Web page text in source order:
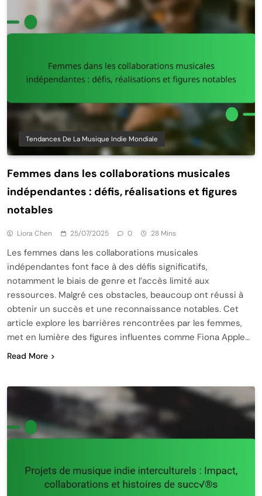
Tendances De La Musique Indie Mondiale
Femmes dans les collaborations musicales
indépendantes : défis, réalisations et figures
notables
Liora Chen 25/07/2025 0 28 Mins
Les femmes dans les collaborations musicales
indépendantes font face à des défis significatifs,
notamment le biais de genre et l’accès limité aux
ressources. Malgré ces obstacles, beaucoup ont réussi à
obtenir un succès et une reconnaissance notables. Cet
article explore les barrières rencontrées par les femmes,
met en lumière des figures influentes comme Fiona Apple…
Read More